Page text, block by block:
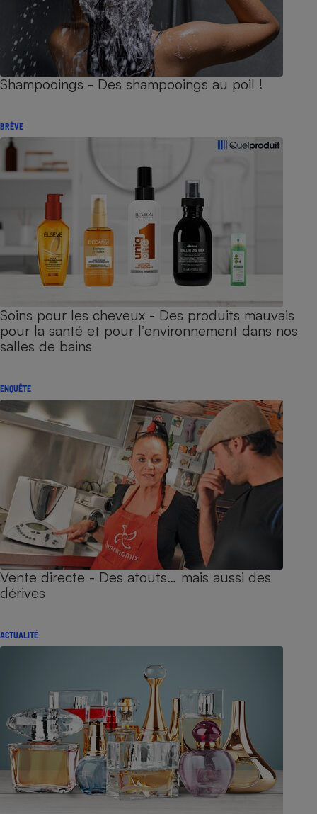
Shampooings - Des shampooings au poil !
BRÈVE
Soins pour les cheveux - Des produits mauvais
pour la santé et pour l’environnement dans nos
salles de bains
ENQUÊTE
Vente directe - Des atouts… mais aussi des
dérives
ACTUALITÉ